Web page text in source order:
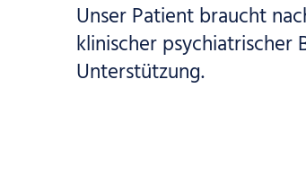
Unser Patient braucht
klinischer psychiatrischer
Unterstützung.